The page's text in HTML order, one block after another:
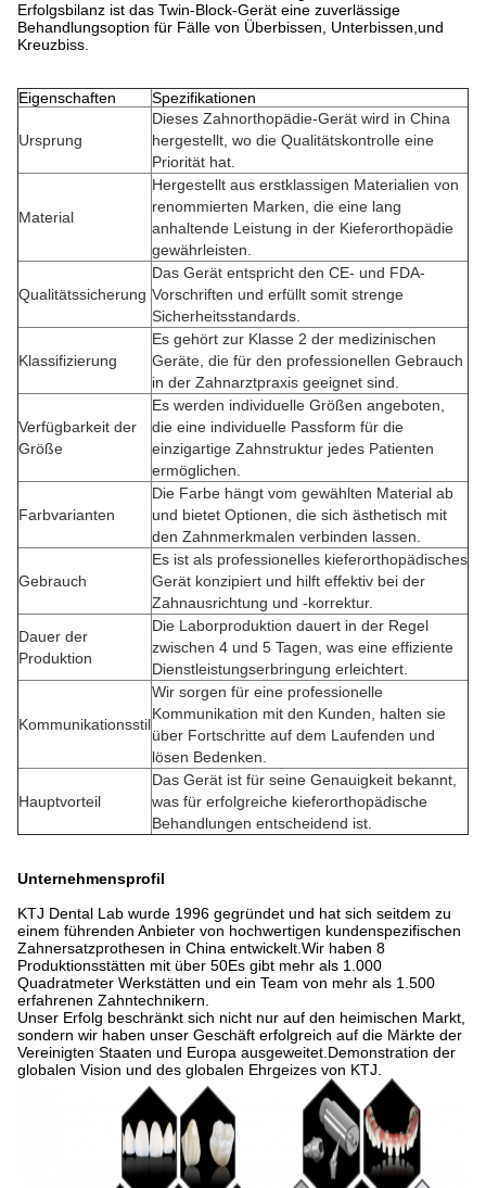
Erfolgsbilanz ist das Twin-Block-Gerät eine zuverlässige
Behandlungsoption für Fälle von Überbissen, Unterbissen,und
Kreuzbiss.
Eigenschaften Spezifikationen
Ursprung
Dieses Zahnorthopädie-Gerät wird in China
hergestellt, wo die Qualitätskontrolle eine
Priorität hat.
Material
Hergestellt aus erstklassigen Materialien von
renommierten Marken, die eine lang
anhaltende Leistung in der Kieferorthopädie
gewährleisten.
Qualitätssicherung
Das Gerät entspricht den CE- und FDA-
Vorschriften und erfüllt somit strenge
Sicherheitsstandards.
Klassifizierung
Es gehört zur Klasse 2 der medizinischen
Geräte, die für den professionellen Gebrauch
in der Zahnarztpraxis geeignet sind.
Verfügbarkeit der
Größe
Es werden individuelle Größen angeboten,
die eine individuelle Passform für die
einzigartige Zahnstruktur jedes Patienten
ermöglichen.
Farbvarianten
Die Farbe hängt vom gewählten Material ab
und bietet Optionen, die sich ästhetisch mit
den Zahnmerkmalen verbinden lassen.
Gebrauch
Es ist als professionelles kieferorthopädisches
Gerät konzipiert und hilft effektiv bei der
Zahnausrichtung und -korrektur.
Dauer der
Produktion
Die Laborproduktion dauert in der Regel
zwischen 4 und 5 Tagen, was eine effiziente
Dienstleistungserbringung erleichtert.
Kommunikationsstil
Wir sorgen für eine professionelle
Kommunikation mit den Kunden, halten sie
über Fortschritte auf dem Laufenden und
lösen Bedenken.
Hauptvorteil
Das Gerät ist für seine Genauigkeit bekannt,
was für erfolgreiche kieferorthopädische
Behandlungen entscheidend ist.
Unternehmensprofil
KTJ Dental Lab wurde 1996 gegründet und hat sich seitdem zu
einem führenden Anbieter von hochwertigen kundenspezifischen
Zahnersatzprothesen in China entwickelt.Wir haben 8
Produktionsstätten mit über 50Es gibt mehr als 1.000
Quadratmeter Werkstätten und ein Team von mehr als 1.500
erfahrenen Zahntechnikern.
Unser Erfolg beschränkt sich nicht nur auf den heimischen Markt,
sondern wir haben unser Geschäft erfolgreich auf die Märkte der
Vereinigten Staaten und Europa ausgeweitet.Demonstration der
globalen Vision und des globalen Ehrgeizes von KTJ.